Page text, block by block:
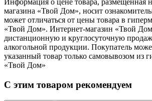
Информация о цене товара, размещенная
магазина «Твой Дом», носит
может отличаться от цены товара в
«Твой Дом». Интернет-магазин «Твой
дистанционную и круглосуточную
алкогольной продукции. Покупатель
указанный товар только самовывозом из
«Твой Дом»
С этим товаром рекомендуем